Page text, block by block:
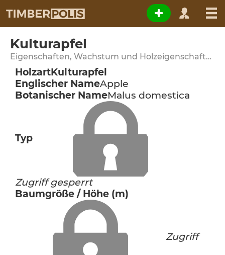
Kulturapfel
Eigenschaften, Wachstum und Holzeigenschaften
HolzartKulturapfel
Englischer NameApple
Botanischer NameMalus domestica
Typ
Zugriff gesperrt
Baumgröße / Höhe (m)
Zugriff